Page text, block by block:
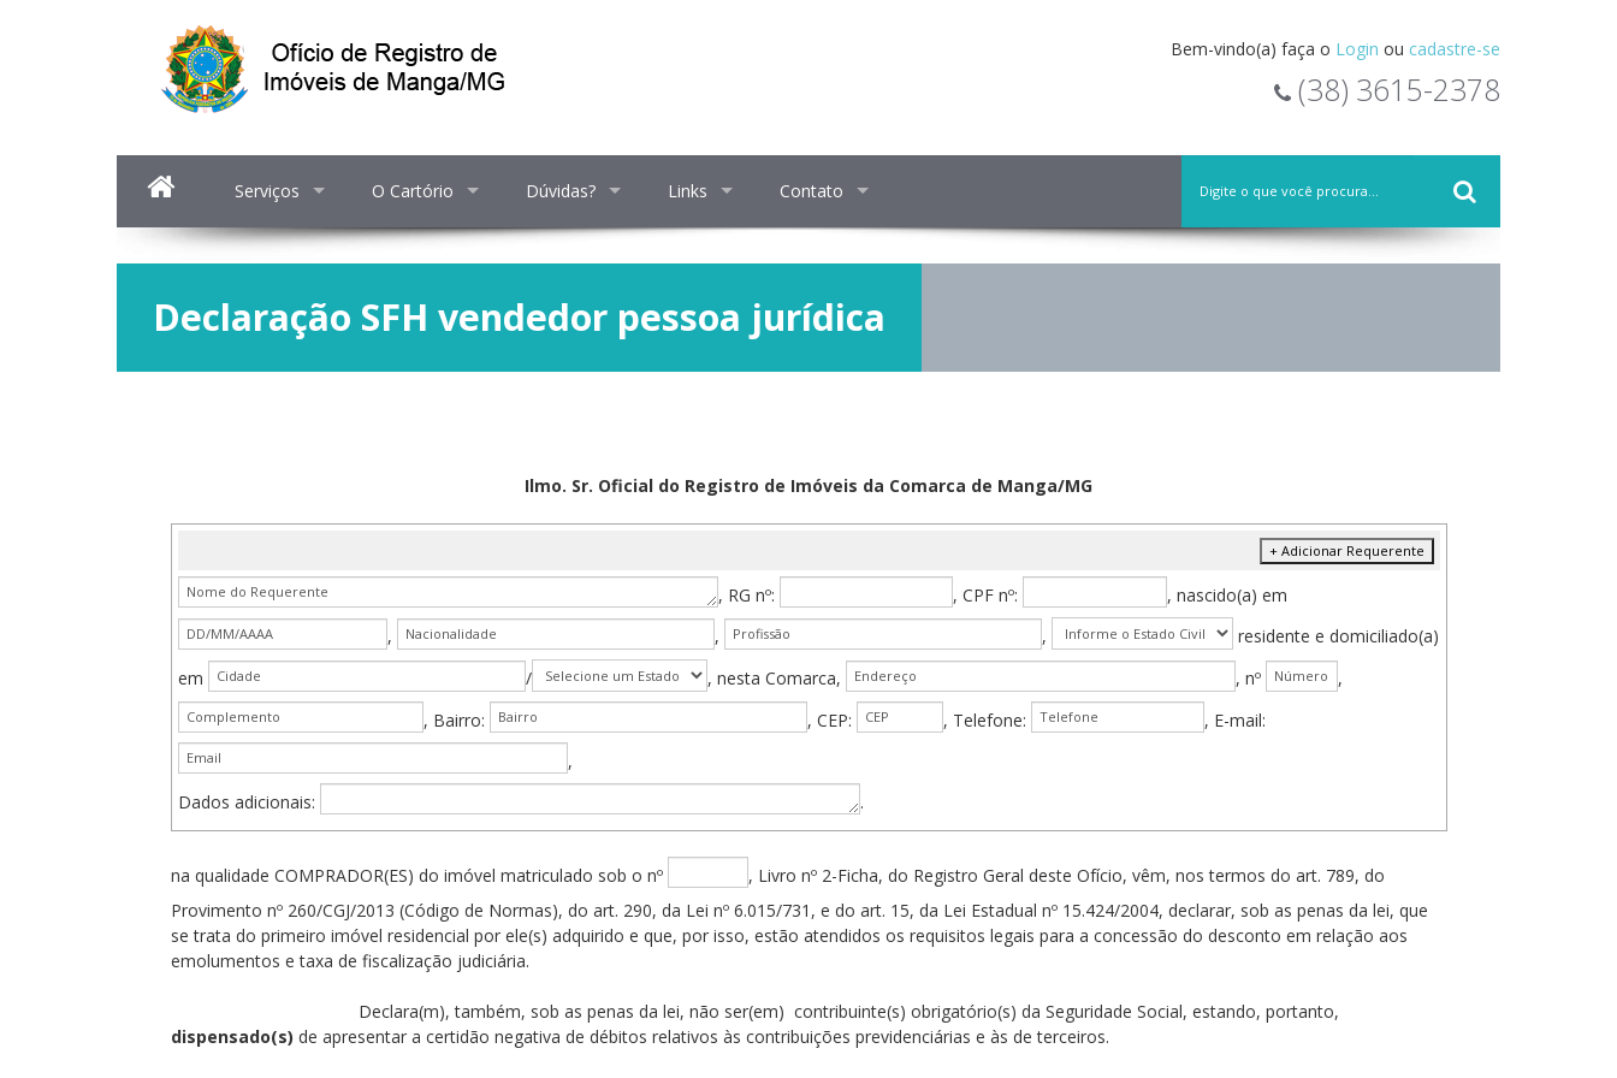
Bem-vindo(a) faça o Login ou cadastre-se
(38) 3615-2378
Serviços O Cartório Dúvidas? Links Contato
Declaração SFH vendedor pessoa jurídica
Ilmo. Sr. Oficial do Registro de Imóveis da Comarca de Manga/MG
+ Adicionar Requerente
, RG nº: , CPFnº:
, nascido(a) em
,
, ,
residente e domiciliado(a)
em
/ , nesta Comarca, , nº
,
, Bairro:
, CEP: , Telefone:
, E-mail:
,
Dados adicionais:
.
na qualidade COMPRADOR(ES) do imóvel matriculado sob o nº
, Livro nº 2-Ficha, do Registro Geral deste Ofício, vêm, nos termos do art. 789, do
Provimento nº 260/CGJ/2013 (Código de Normas), do art. 290, da Lei nº 6.015/731, e do art. 15, da Lei Estadual nº 15.424/2004, declarar, sob as penas da lei, que
se trata do primeiro imóvel residencial por ele(s) adquirido e que, por isso, estão atendidos os requisitos legais para a concessão do desconto em relação aos
emolumentos e taxa de fiscalização judiciária.
Declara(m), também, sob as penas da lei, não ser(em) contribuinte(s) obrigatório(s) da Seguridade Social, estando, portanto,
dispensado(s) de apresentar a certidão negativa de débitos relativos às contribuições previdenciárias e às de terceiros.